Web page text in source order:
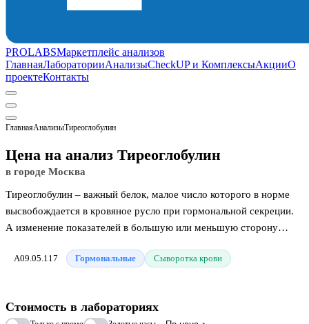
PROLABSМаркетплейс анализов
ГлавнаяЛабораторииАнализыCheckUP и КомплексыАкцииО
проектеКонтакты
ГлавнаяАнализыТиреоглобулин
Цена на анализ Тиреоглобулин
в городе Москва
Тиреоглобулин – важный белок, малое число которого в норме
высвобождается в кровяное русло при гормональной секреции.
А изменение показателей в большую или меньшую сторону
возникновения воспаления или злокачественного
дисфункцию щитовидной железы или начало воспаления ее
A09.05.117 Гормональные Сыворотка крови
Стоимость в лабораториях